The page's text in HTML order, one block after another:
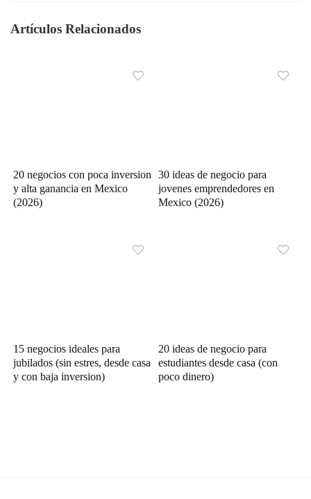
Artículos Relacionados
20 negocios con poca inversion
y alta ganancia en Mexico
(2026)
30 ideas de negocio para
jovenes emprendedores en
Mexico (2026)
15 negocios ideales para
jubilados (sin estres, desde casa
y con baja inversion)
20 ideas de negocio para
estudiantes desde casa (con
poco dinero)